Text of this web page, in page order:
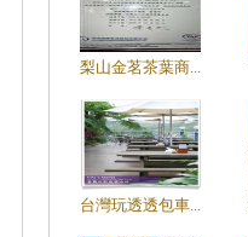
梨山金茗茶葉商...
台灣玩透透包車...